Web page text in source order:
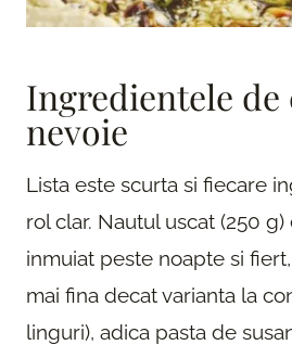
Ingredientele de
nevoie
Lista este scurta si fiecare
rol clar. Nautul uscat (250
inmuiat peste noapte si
mai fina decat varianta la
linguri), adica pasta de